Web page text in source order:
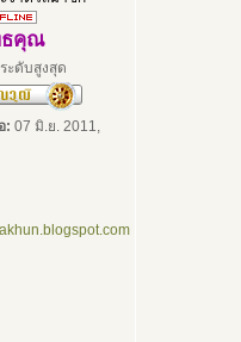
คุณ
ะดับสูงสุด
: 07 มิ.ย. 2011,